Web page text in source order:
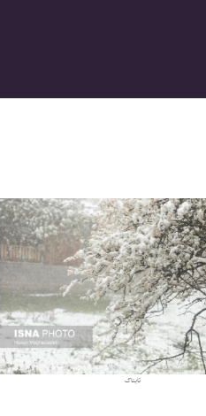
تابناک